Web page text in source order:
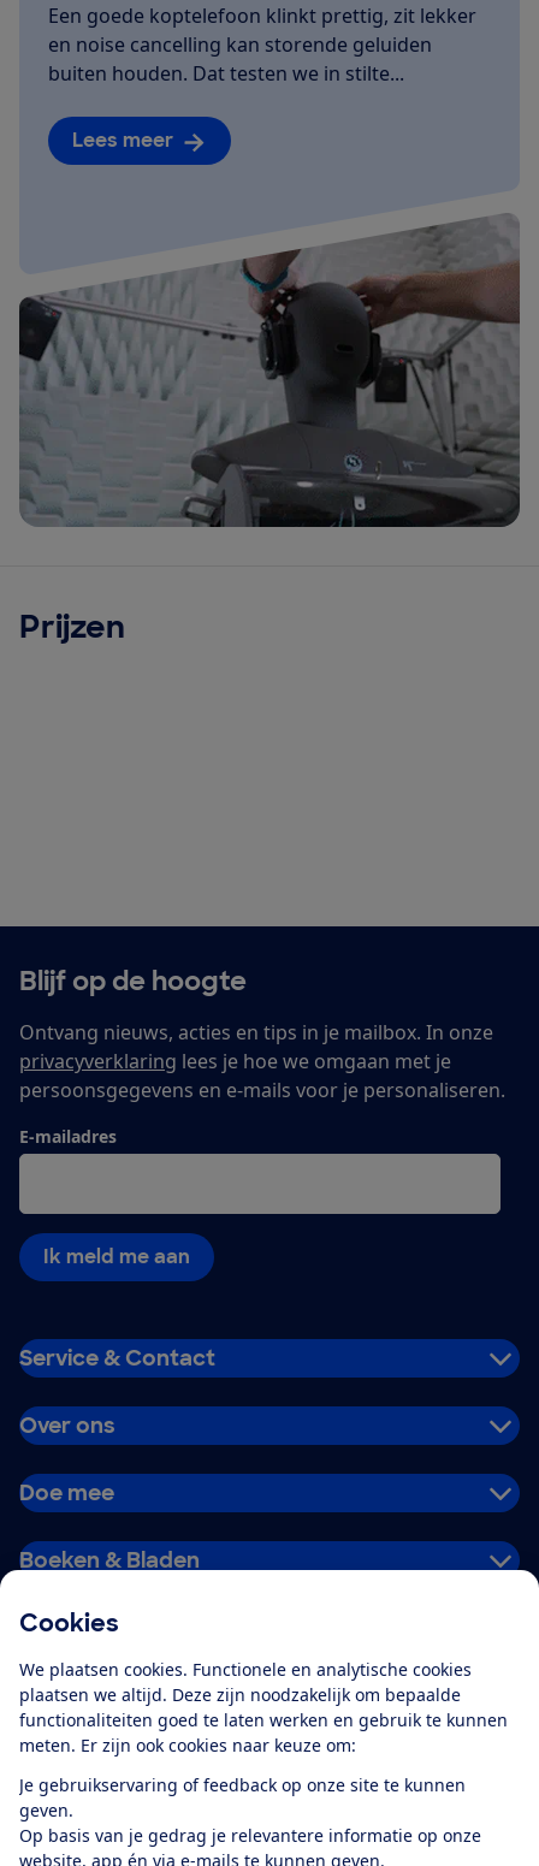
Cookies
We plaatsen cookies. Functionele en analytische cookies
plaatsen we altijd. Deze zijn noodzakelijk om bepaalde
functionaliteiten goed te laten werken en gebruik te kunnen
meten. Er zijn ook cookies naar keuze om:
Je gebruikservaring of feedback op onze site te kunnen
geven.
Op basis van je gedrag je relevantere informatie op onze
website, app én via e-mails te kunnen geven.
Een goede koptelefoon klinkt prettig, zit lekker
en noise cancelling kan storende geluiden
buiten houden. Dat testen we in stilte...
Lees meer
Prijzen
Blijf op de hoogte
Ontvang nieuws, acties en tips in je mailbox. In onze
privacyverklaring lees je hoe we omgaan met je
persoonsgegevens en e-mails voor je personaliseren.
E-mailadres
Ik meld me aan
Service & Contact
Over ons
Doe mee
Boeken & Bladen
Alles over de
app